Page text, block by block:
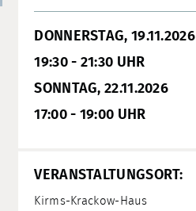
DONNERSTAG, 19.11.2026
19:30 - 21:30 UHR
SONNTAG, 22.11.2026
17:00 - 19:00 UHR
VERANSTALTUNGSORT:
Kirms-Krackow-Haus